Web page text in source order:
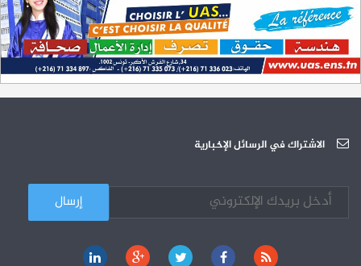
31-12
L'Université Arabe des Sciences : Avis à tous les étudiant(e)s
12-05 200 منحة لطلبة الطب التونسيين في جامعة هارفارد ‏الأمريكية‏
26-10 الجامعة العربية للعلوم تونس (U.A.S) : عرض لآخر إصدارات دار اليمامة
03-10 الجامعة العربية للعلوم : دورة تكوينية
الاشتراك في الرسائل الإخبارية